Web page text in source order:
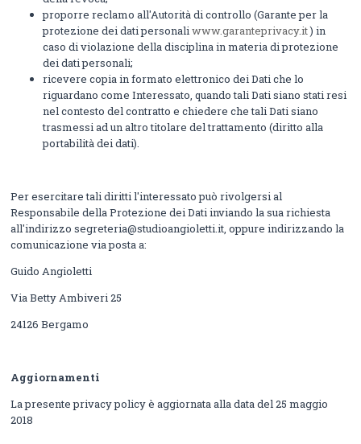
proporre reclamo all'Autorità di controllo (Garante per la
protezione dei dati personaliwww.garanteprivacy.it) in
caso di violazione della disciplina in materia di protezione
dei dati personali;
ricevere copia in formato elettronico dei Dati che lo
riguardano come Interessato, quando tali Dati siano stati resi
nel contesto del contratto e chiedere che tali Dati siano
trasmessi ad un altro titolare del trattamento (diritto alla
portabilità dei dati).
Per esercitare tali diritti l'interessato può rivolgersi al
Responsabile della Protezione dei Dati inviando la sua richiesta
all'indirizzo segreteria@studioangioletti.it, oppure indirizzando la
comunicazione via posta a:
Guido Angioletti
Via Betty Ambiveri 25
24126 Bergamo
Aggiornamenti
La presente privacy policy è aggiornata alla data del 25 maggio
2018